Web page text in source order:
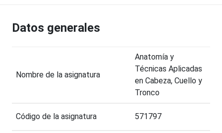
Datos generales
Nombre de la asignatura
Anatomía y
Técnicas Aplicadas
en Cabeza, Cuello y
Tronco
Código de la asignatura 571797